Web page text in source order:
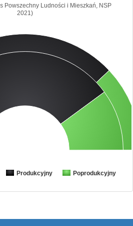
Powszechny Ludności i Mieszkań, NSP
2021)
Produkcyjny Poprodukcyjny